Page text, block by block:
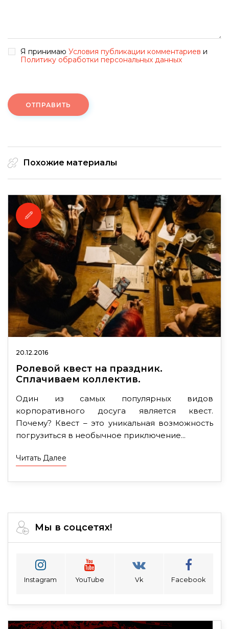
Я принимаю Условия публикации комментариев и
Политику обработки персональных данных
ОТПРАВИТЬ
Похожие материалы
20.12.2016
Ролевой квест на праздник.
Сплачиваем коллектив.
Один из самых популярных видов
корпоративного досуга является квест.
Почему? Квест – это уникальная возможность
погрузиться в необычное приключение...
Читать Далее
Мы в соцсетях!
Instagram YouTube Vk Facebook